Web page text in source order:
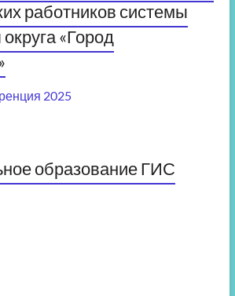
работников системы
«Город
2025
образование ГИС